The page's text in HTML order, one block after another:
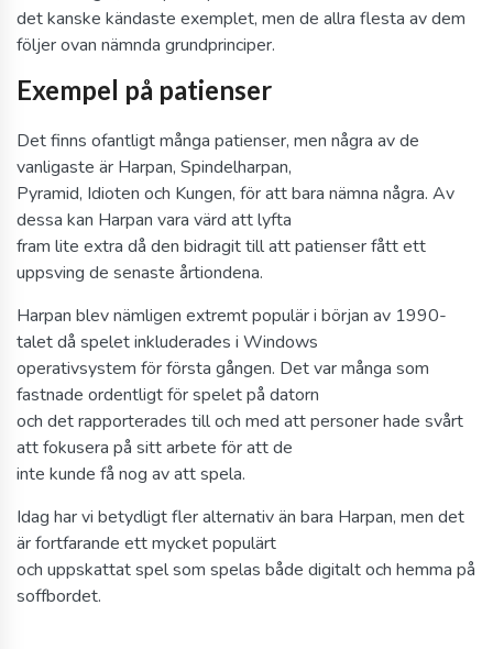
det kanske kändaste exemplet, men de allra flesta av dem
följer ovan nämnda grundprinciper.
Exempel på patienser
Det finns ofantligt många patienser, men några av de
vanligaste är Harpan, Spindelharpan,
Pyramid, Idioten och Kungen, för att bara nämna några. Av
dessa kan Harpan vara värd att lyfta
fram lite extra då den bidragit till att patienser fått ett
uppsving de senaste årtiondena.
Harpan blev nämligen extremt populär i början av 1990-
talet då spelet inkluderades i Windows
operativsystem för första gången. Det var många som
fastnade ordentligt för spelet på datorn
och det rapporterades till och med att personer hade svårt
att fokusera på sitt arbete för att de
inte kunde få nog av att spela.
Idag har vi betydligt fler alternativ än bara Harpan, men det
är fortfarande ett mycket populärt
och uppskattat spel som spelas både digitalt och hemma på
soffbordet.